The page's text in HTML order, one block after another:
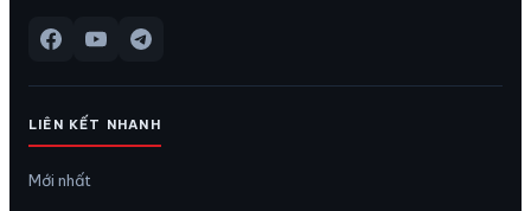
LIÊN KẾT NHANH
Mới nhất